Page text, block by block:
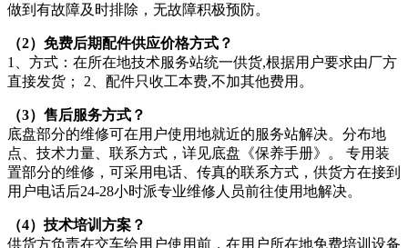
做到有故障及时排除，无故障积极预防。
（2）免费后期配件供应价格方式？
1、方式：在所在地技术服务站统一供货,根据用户要求由厂方
直接发货； 2、配件只收工本费,不加其他费用。
（3）售后服务方式？
底盘部分的维修可在用户使用地就近的服务站解决。分布地
点、技术力量、联系方式，详见底盘《保养手册》。 专用装
置部分的维修，可采用电话、传真的联系方式，供货方在接到
用户电话后24-28小时派专业维修人员前往使用地解决。
（4）技术培训方案？
供货方负责在交车给用户使用前，在用户所在地免费培训设备